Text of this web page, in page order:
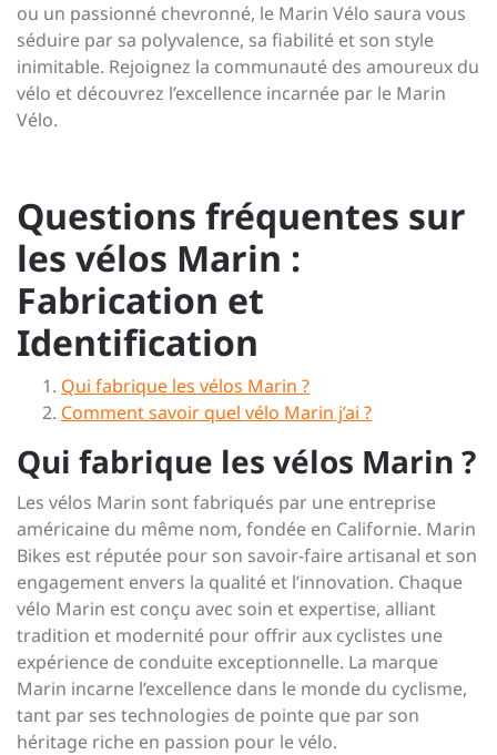
ou un passionné chevronné, le Marin Vélo saura vous
séduire par sa polyvalence, sa fiabilité et son style
inimitable. Rejoignez la communauté des amoureux du
vélo et découvrez l’excellence incarnée par le Marin
Vélo.
Questions fréquentes sur
les vélos Marin :
Fabrication et
Identification
Qui fabrique les vélos Marin ?
Comment savoir quel vélo Marin j’ai ?
Qui fabrique les vélos Marin ?
Les vélos Marin sont fabriqués par une entreprise
américaine du même nom, fondée en Californie. Marin
Bikes est réputée pour son savoir-faire artisanal et son
engagement envers la qualité et l’innovation. Chaque
vélo Marin est conçu avec soin et expertise, alliant
tradition et modernité pour offrir aux cyclistes une
expérience de conduite exceptionnelle. La marque
Marin incarne l’excellence dans le monde du cyclisme,
tant par ses technologies de pointe que par son
héritage riche en passion pour le vélo.